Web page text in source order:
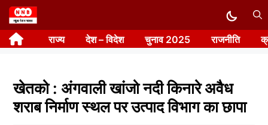
Skip
to
content राज्य देश – विदेश चुनाव 2025 राजनीति
खेतको : अंगवाली खांजो नदी किनारे अवैध
शराब निर्माण स्थल पर उत्पाद विभाग का छापा